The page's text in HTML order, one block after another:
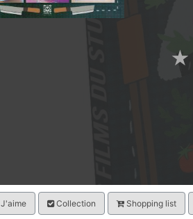
★
J'aime Collection Shopping list